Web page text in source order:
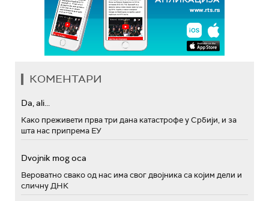
КОМЕНТАРИ
Da, ali...
Како преживети прва три дана катастрофе у Србији, и за
шта нас припрема ЕУ
Dvojnik mog oca
Вероватно свако од нас има свог двојника са којим дели и
сличну ДНК